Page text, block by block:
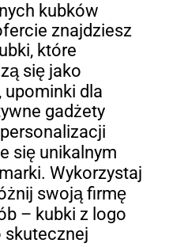
kubków
znajdziesz
które
się jako
upominki dla
gadżety
się unikalnym
Wykorzystaj
swoją firmę
– kubki z logo
skutecznej